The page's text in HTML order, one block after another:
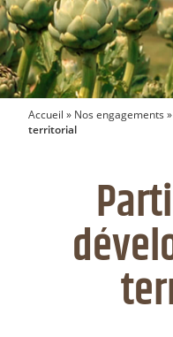
Accueil » Nos engagements »
territorial